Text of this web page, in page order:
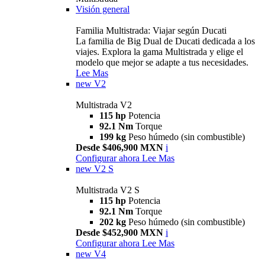
Visión general
Familia Multistrada: Viajar según Ducati
La familia de Big Dual de Ducati dedicada a los
viajes. Explora la gama Multistrada y elige el
modelo que mejor se adapte a tus necesidades.
Lee Mas
new V2
Multistrada V2
115 hp Potencia
92.1 Nm Torque
199 kg Peso húmedo (sin combustible)
Desde $406,900 MXN i
Configurar ahora Lee Mas
new V2 S
Multistrada V2 S
115 hp Potencia
92.1 Nm Torque
202 kg Peso húmedo (sin combustible)
Desde $452,900 MXN i
Configurar ahora Lee Mas
new V4